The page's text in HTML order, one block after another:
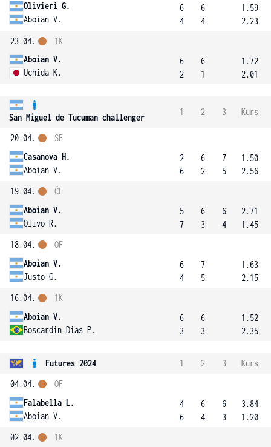
Olivieri G.
Aboian V.
6
4
6
4
1.59
2.23
23.04.
Aboian V.
Uchida K.
1K
6
2
6
1
1.72
2.01
San Miguel de Tucuman challenger
1 2 3 Kurs
20.04.
Casanova H.
Aboian V.
SF
2
6
6
2
7
5
1.50
2.56
19.04.
Aboian V.
Olivo R.
ČF
5
7
6
3
6
4
2.71
1.45
18.04.
Aboian V.
Justo G.
OF
6
4
7
5
1.63
2.15
16.04.
Aboian V.
Boscardin Dias P.
1K
6
3
6
3
1.52
2.35
Futures 2024 1 2 3
Kurs
04.04.
Falabella L.
Aboian V.
OF
4
6
6
4
6
3
3.84
1.20
02.04.
1K